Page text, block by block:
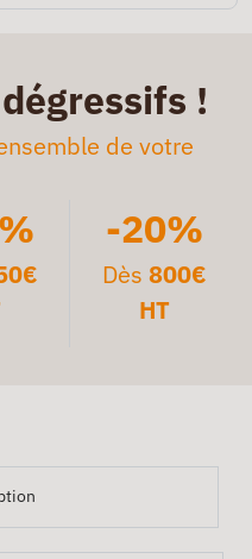
!
de votre
-20%
Dès 800€
HT